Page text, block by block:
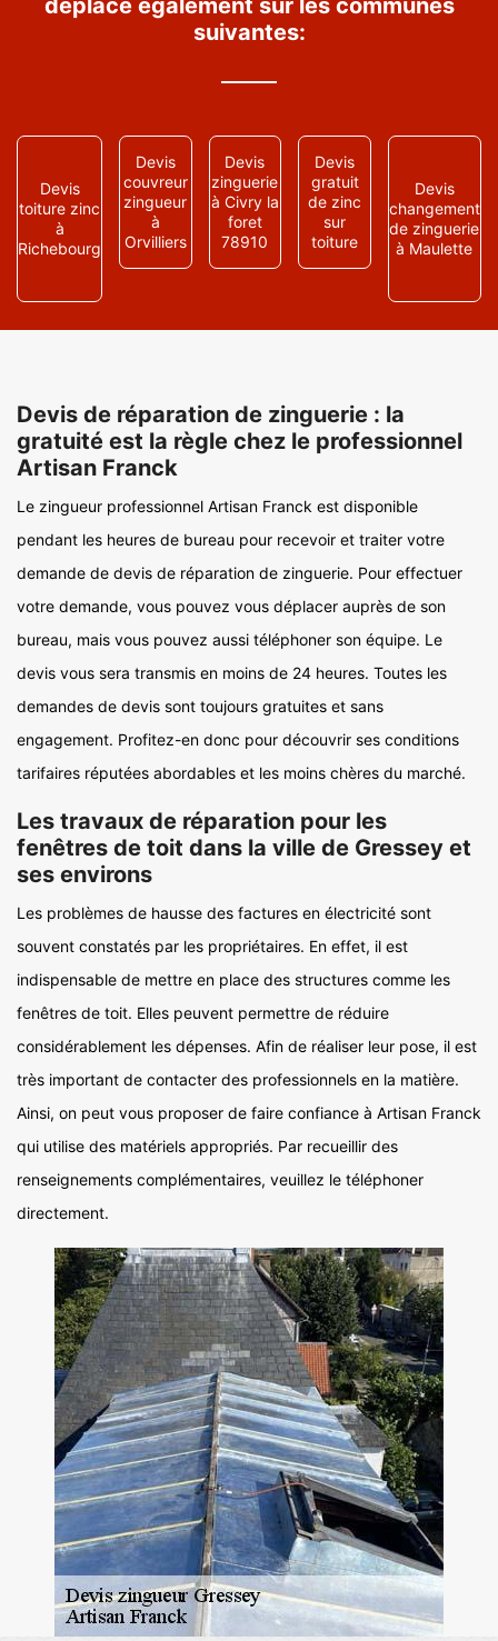
déplace également sur les communes
suivantes:
Devis
toiture zinc
à
Richebourg
Devis
couvreur
zingueur
à
Orvilliers
Devis
zinguerie
à Civry la
foret
78910
Devis
gratuit
de zinc
sur
toiture
Devis
changement
de zinguerie
à Maulette
Devis de réparation de zinguerie : la
gratuité est la règle chez le professionnel
Artisan Franck
Le zingueur professionnel Artisan Franck est disponible
pendant les heures de bureau pour recevoir et traiter votre
demande de devis de réparation de zinguerie. Pour effectuer
votre demande, vous pouvez vous déplacer auprès de son
bureau, mais vous pouvez aussi téléphoner son équipe. Le
devis vous sera transmis en moins de 24 heures. Toutes les
demandes de devis sont toujours gratuites et sans
engagement. Profitez-en donc pour découvrir ses conditions
tarifaires réputées abordables et les moins chères du marché.
Les travaux de réparation pour les
fenêtres de toit dans la ville de Gressey et
ses environs
Les problèmes de hausse des factures en électricité sont
souvent constatés par les propriétaires. En effet, il est
indispensable de mettre en place des structures comme les
fenêtres de toit. Elles peuvent permettre de réduire
considérablement les dépenses. Afin de réaliser leur pose, il est
très important de contacter des professionnels en la matière.
Ainsi, on peut vous proposer de faire confiance à Artisan Franck
qui utilise des matériels appropriés. Par recueillir des
renseignements complémentaires, veuillez le téléphoner
directement.